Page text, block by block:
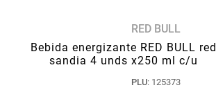
RED BULL
Bebida energizante RED BULL red
sandia 4 unds x250 ml c/u
PLU: 125373